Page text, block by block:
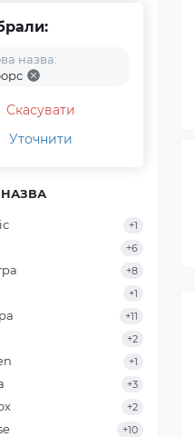
назва:
Скасувати
Уточнити
+1
+6
+8
+1
+11
+2
+1
+3
+2
+10